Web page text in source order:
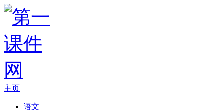
主页
语文